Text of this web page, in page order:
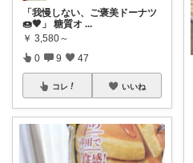
「我慢しない、ご褒美ドーナツ
🍩🤎」 糖質オ ...
￥ 3,580～
0 9 47
コレ いいね